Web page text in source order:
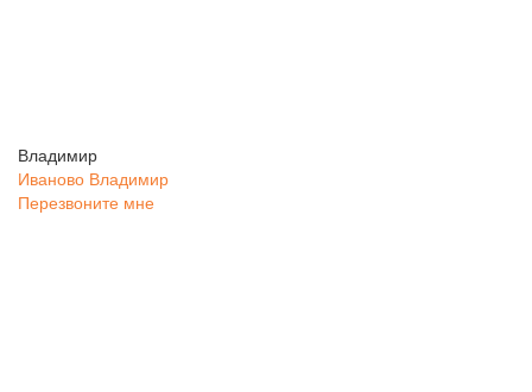
Владимир
Иваново Владимир
Перезвоните мне